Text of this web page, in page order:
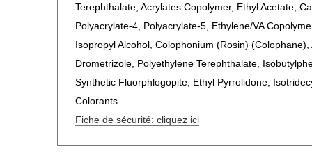
Terephthalate, Acrylates Copolymer, Ethyl Acetate,
Polyacrylate-4, Polyacrylate-5, Ethylene/VA
Isopropyl Alcohol, Colophonium (Rosin)
Drometrizole, Polyethylene Terephthalate,
Synthetic Fluorphlogopite, Ethyl Pyrrolidone,
Colorants.
Fiche de sécurité: cliquez ici